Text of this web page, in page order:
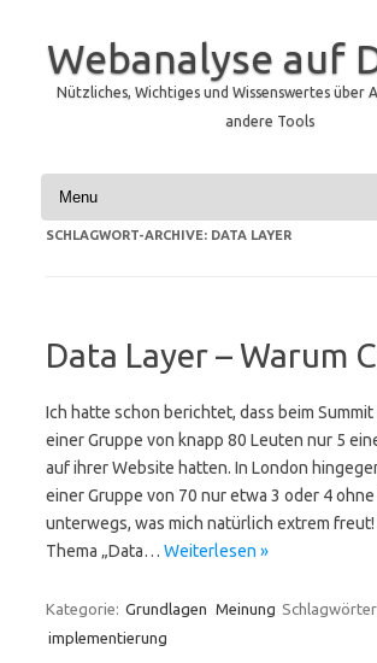
Webanalyse auf
Nützliches, Wichtiges und Wissenswertes über
andere Tools
Zum Inhalt springen
SCHLAGWORT-ARCHIVE: DATA LAYER
Data Layer – Warum
Ich hatte schon berichtet, dass beim Summit
einer Gruppe von knapp 80 Leuten nur 5
auf ihrer Website hatten. In London
einer Gruppe von 70 nur etwa 3 oder 4 ohne
unterwegs, was mich natürlich extrem freut!
Thema „Data… Weiterlesen »
Kategorie: Grundlagen Meinung
implementierung